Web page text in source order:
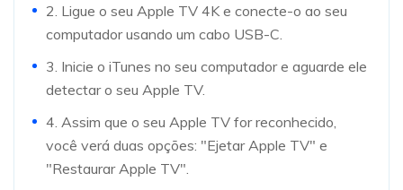
2. Ligue o seu Apple TV 4K e conecte-o ao seu
computador usando um cabo USB-C.
3. Inicie o iTunes no seu computador e aguarde ele
detectar o seu Apple TV.
4. Assim que o seu Apple TV for reconhecido,
você verá duas opções: "Ejetar Apple TV" e
"Restaurar Apple TV".